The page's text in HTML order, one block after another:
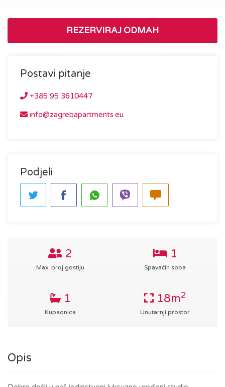
REZERVIRAJ ODMAH
Postavi pitanje
+385 95 3610447
info@zagrebapartments.eu
Podjeli
2
Max. broj gostiju
1
Spavaćih soba
1
Kupaonica
18m2
Unutarnji prostor
Opis